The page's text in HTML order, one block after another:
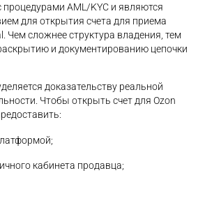
AML/KYC и являются
для открытия счета для приема
Чем сложнее структура владения, тем
и документированию цепочки
доказательству реальной
Чтобы открыть счет для Ozon
кабинета продавца;